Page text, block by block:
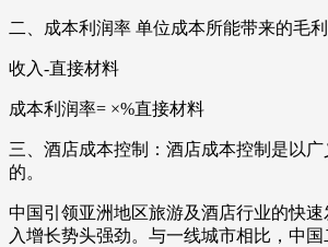
二、成本利润率 单位成本所能带来的毛利
收入-直接材料
成本利润率= ×%直接材料
三、酒店成本控制：酒店成本控制是以
的。
中国引领亚洲地区旅游及酒店行业的快
入增长势头强劲。与一线城市相比，中